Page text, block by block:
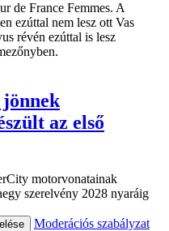
de France Femmes. A
ezúttal nem lesz ott Vas
révén ezúttal is lesz
az első
motorvonatainak
szerelvény 2028 nyaráig
Moderációs szabályzat